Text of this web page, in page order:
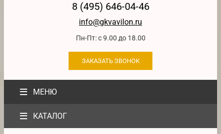
8 (495) 646-04-46
info@gkvavilon.ru
Пн-Пт: с 9.00 до 18.00
ЗАКАЗАТЬ ЗВОНОК
≡ МЕНЮ
≡ КАТАЛОГ